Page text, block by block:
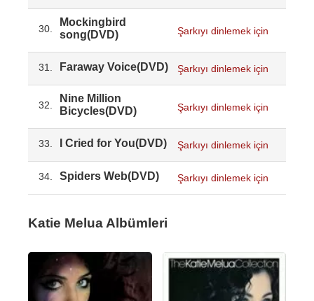
30.
Mockingbird
song(DVD)
Şarkıyı dinlemek için
31. Faraway Voice(DVD) Şarkıyı dinlemek için
32.
Nine Million
Bicycles(DVD)
Şarkıyı dinlemek için
33. I Cried for You(DVD) Şarkıyı dinlemek için
34. Spiders Web(DVD) Şarkıyı dinlemek için
Katie Melua Albümleri